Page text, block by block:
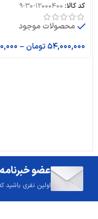
کد کالا: 12000400-30-9
محصولات موجود
54,000,000 تومان –
عضو
اولین نفری